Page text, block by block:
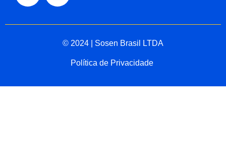
© 2024 | Sosen Brasil LTDA
Política de Privacidade